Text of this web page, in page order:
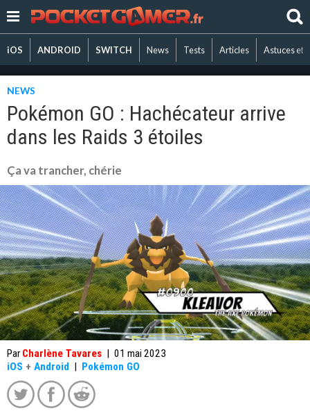
iOS ANDROID SWITCH News Tests Articles Astuces et
NEWS
Pokémon GO : Hachécateur arrive
dans les Raids 3 étoiles
Ça va trancher, chérie
Par Charlène Tavares | 01 mai 2023
iOS + Android | Pokémon GO